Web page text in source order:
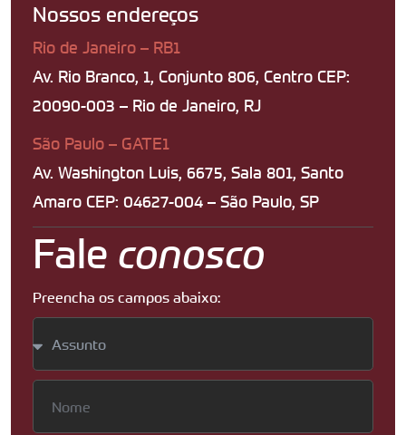
Nossos endereços
Rio de Janeiro – RB1
Av. Rio Branco, 1, Conjunto 806, Centro CEP:
20090-003 – Rio de Janeiro, RJ
São Paulo – GATE1
Av. Washington Luis, 6675, Sala 801, Santo
Amaro CEP: 04627-004 – São Paulo, SP
Fale conosco
Preencha os campos abaixo: